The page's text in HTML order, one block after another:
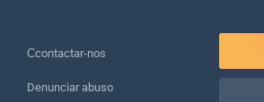
Сcontactar-nos
Denunciar abuso